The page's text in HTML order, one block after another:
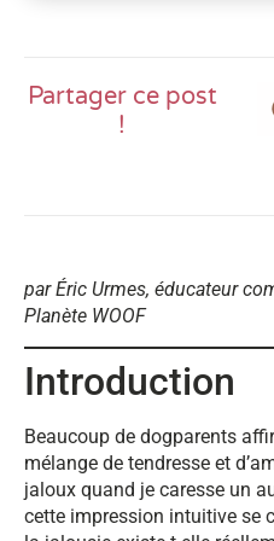
Partager ce post
!
par Éric Urmes, éducateur
Planète WOOF
Introduction
Beaucoup de dogparents
mélange de tendresse et
jaloux quand je caresse un
cette impression intuitive se